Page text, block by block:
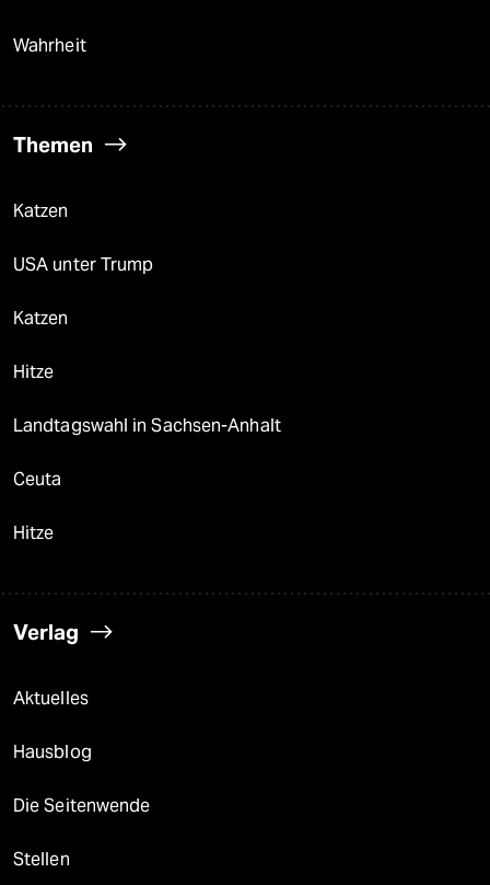
Wahrheit
Themen
Katzen
USA unter Trump
Katzen
Hitze
Landtagswahl in Sachsen-Anhalt
Ceuta
Hitze
Verlag
Aktuelles
Hausblog
Die Seitenwende
Stellen